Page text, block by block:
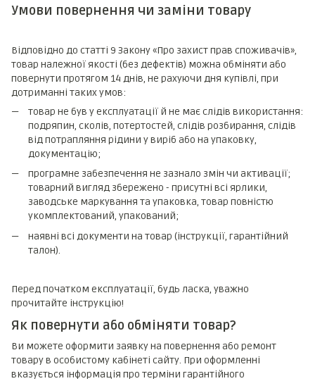
Умови повернення чи заміни товару
Відповідно до статті 9 Закону «Про захист прав споживачів»,
товар належної якості (без дефектів) можна обміняти або
повернути протягом 14 днів, не рахуючи дня купівлі, при
дотриманні таких умов:
товар не був у експлуатації й не має слідів використання:
подряпин, сколів, потертостей, слідів розбирання, слідів
від потрапляння рідини у виріб або на упаковку,
документацію;
програмне забезпечення не зазнало змін чи активації;
товарний вигляд збережено - присутні всі ярлики,
заводське маркування та упаковка, товар повністю
укомплектований, упакований;
наявні всі документи на товар (інструкції, гарантійний
талон).
Перед початком експлуатації, будь ласка, уважно
прочитайте інструкцію!
Як повернути або обміняти товар?
Ви можете оформити заявку на повернення або ремонт
товару в особистому кабінеті сайту. При оформленні
вказується інформація про терміни гарантійного